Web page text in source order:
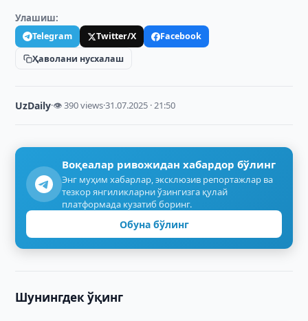
Улашиш:
Telegram Twitter/X
Facebook
Ҳаволани нусхалаш
UzDaily·👁 390 views·31.07.2025 · 21:50
Воқеалар ривожидан хабардор бўлинг
Энг муҳим хабарлар, эксклюзив репортажлар ва
тезкор янгиликларни ўзингизга қулай
платформада кузатиб боринг.
Обуна бўлинг
Шунингдек ўқинг